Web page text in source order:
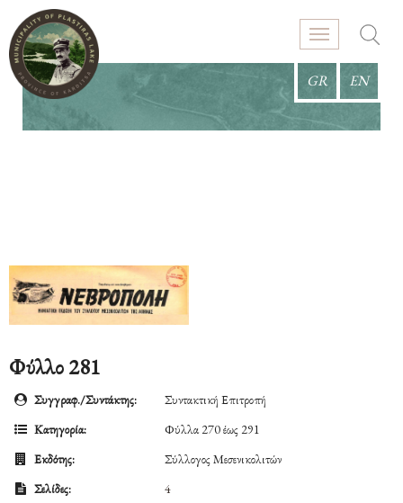
GR EN
Φύλλο 281
Συγγραφ./Συντάκτης:
Συντακτική Επιτροπή
Κατηγορία:
Φύλλα 270 έως 291
Εκδότης:
Σύλλογος Μεσενικολιτών
Σελίδες:
4